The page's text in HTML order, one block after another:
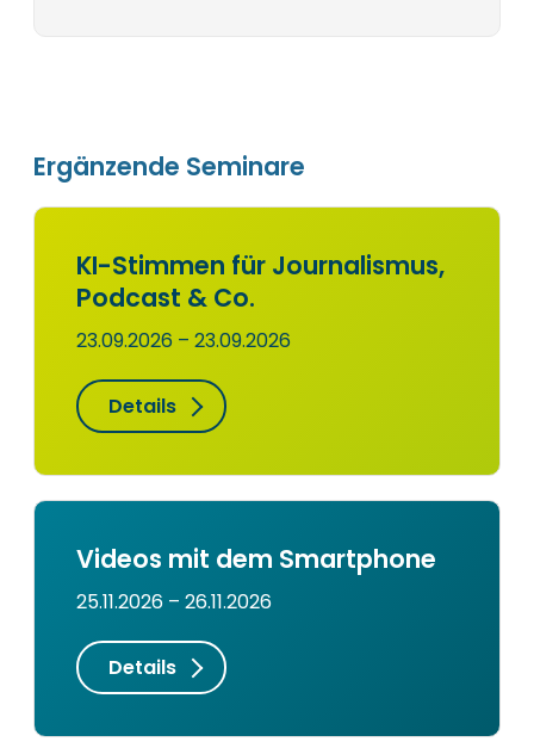
Ergänzende Seminare
KI-Stimmen für Journalismus,
Podcast & Co.
23.09.2026 – 23.09.2026
Details
Videos mit dem Smartphone
25.11.2026 – 26.11.2026
Details